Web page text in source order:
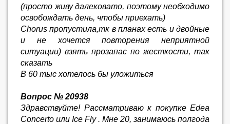
(просто живу далековато, поэтому необходимо
освобождать день, чтобы приехать)
Chorus пропустила,тк в планах есть и двойные
и не хочется повторения неприятной
ситуации) взять прозапас по жесткости, так
сказать
В 60 тыс хотелось бы уложиться
Вопрос № 20938
Здравствуйте! Рассматриваю к покупке Edea
Concerto или Ice Fly . Мне 20, занимаюсь полгода